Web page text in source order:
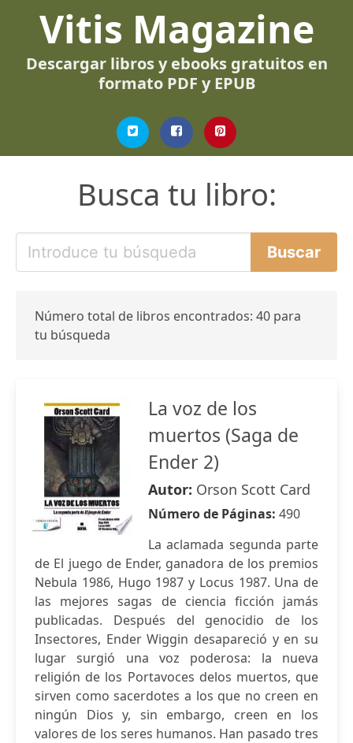
Vitis Magazine
Descargar libros y ebooks gratuitos en
formato PDF y EPUB
Busca tu libro:
Número total de libros encontrados: 40 para
tu búsqueda
La voz de los
muertos (Saga de
Ender 2)
Autor: Orson Scott Card
Número de Páginas: 490
La aclamada segunda parte
de El juego de Ender, ganadora de los premios
Nebula 1986, Hugo 1987 y Locus 1987. Una de
las mejores sagas de ciencia ficción jamás
publicadas. Después del genocidio de los
Insectores, Ender Wiggin desapareció y en su
lugar surgió una voz poderosa: la nueva
religión de los Portavoces delos muertos, que
sirven como sacerdotes a los que no creen en
ningún Dios y, sin embargo, creen en los
valores de los seres humanos. Han pasado tres